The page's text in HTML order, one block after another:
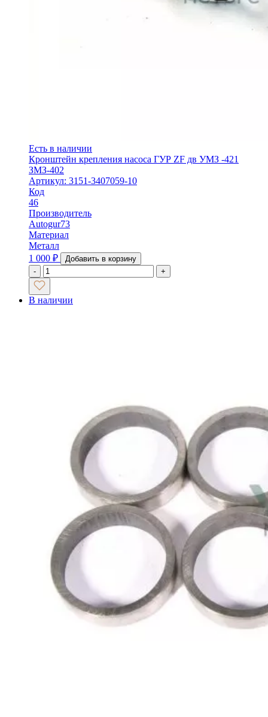
Есть в наличии
Кронштейн крепления насоса ГУР ZF дв УМЗ -421
ЗМЗ-402
Артикул: 3151-3407059-10
Код
46
Производитель
Autogur73
Материал
Металл
1 000 ₽
Добавить в корзину
-
+
В наличии